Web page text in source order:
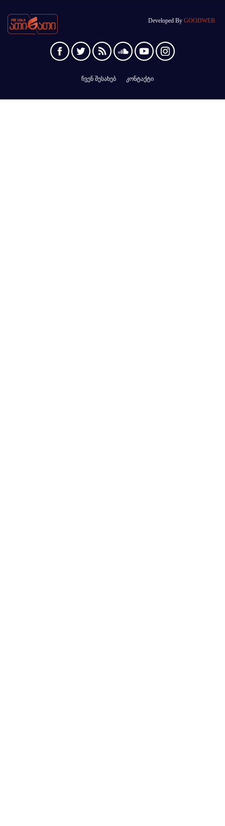
Developed By GOODWEB
ჩვენ შესახებ კონტაქტი